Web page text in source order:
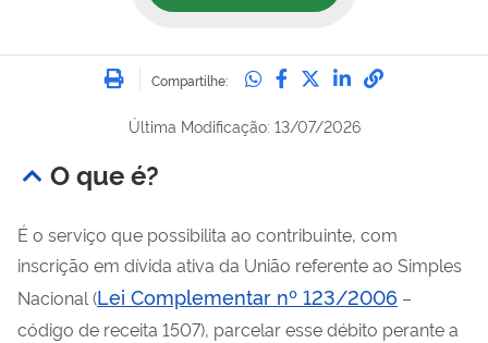
Imprimir
Compartilhe: Compartilhe no
Compartilhe no
Compartilhe no
Compartilhe
Última Modificação: 13/07/2026
O que é?
É o serviço que possibilita ao contribuinte, com
inscrição em dívida ativa da União referente ao Simples
Nacional (Lei Complementar nº 123/2006 –
código de receita 1507), parcelar esse débito perante a